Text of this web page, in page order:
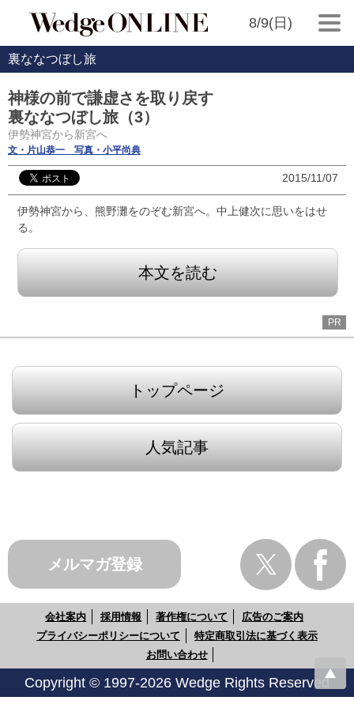
8/9(日)
裏ななつぼし旅
神様の前で謙虚さを取り戻す
裏ななつぼし旅（3）
伊勢神宮から新宮へ
文・片山恭一 写真・小平尚典
2015/11/07
伊勢神宮から、熊野灘をのぞむ新宮へ。中上健次に思いをはせ
る。
本文を読む
PR
トップページ
人気記事
メルマガ登録
会社案内 採用情報 著作権について
広告のご案内
プライバシーポリシーについて
特定商取引法に基づく表示
お問い合わせ
Copyright © 1997-2026 Wedge Rights Reserved